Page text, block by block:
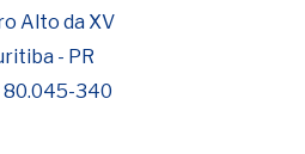
Alto da XV
- PR
80.045-340